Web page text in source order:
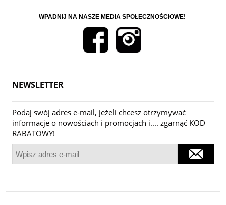
WPADNIJ NA NASZE MEDIA SPOŁECZNOŚCIOWE!
NEWSLETTER
Podaj swój adres e-mail, jeżeli chcesz otrzymywać
informacje o nowościach i promocjach i.... zgarnąć KOD
RABATOWY!